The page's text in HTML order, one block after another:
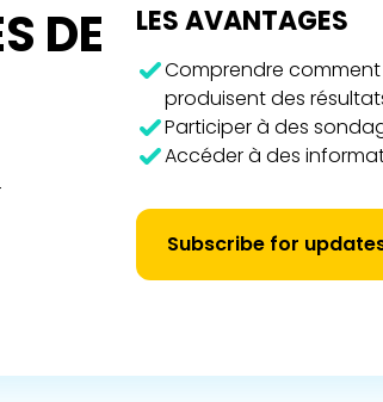
DE
LES AVANTAGES
Comprendre
produisent des
Participer à des
Accéder à des
Subscribe for